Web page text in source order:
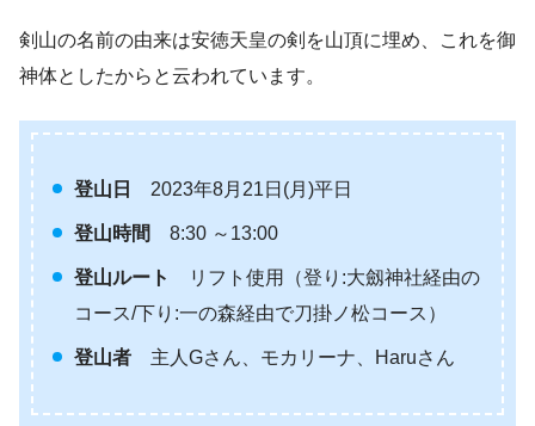
剣山の名前の由来は安徳天皇の剣を山頂に埋め、これを御
神体としたからと云われています。
登山日 2023年8月21日(月)平日
登山時間 8:30 ～13:00
登山ルート
リフト使用（登り:大劔神社経由の
コース/下り:一の森経由で刀掛ノ松コース）
登山者 主人Gさん、モカリーナ、Haruさん